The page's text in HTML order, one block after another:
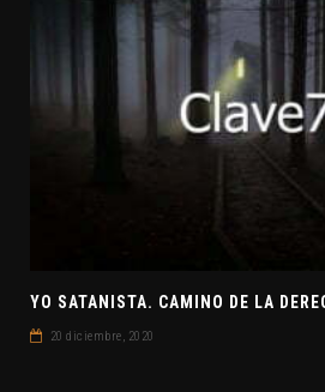
20 diciembre, 2020